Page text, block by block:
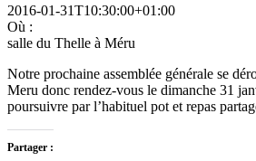
2016-01-31T10:30:00+01:00
Où :
salle du Thelle à Méru
Notre prochaine assemblée générale se
Meru donc rendez-vous le dimanche 31
poursuivre par l’habituel pot et repas
Partager :